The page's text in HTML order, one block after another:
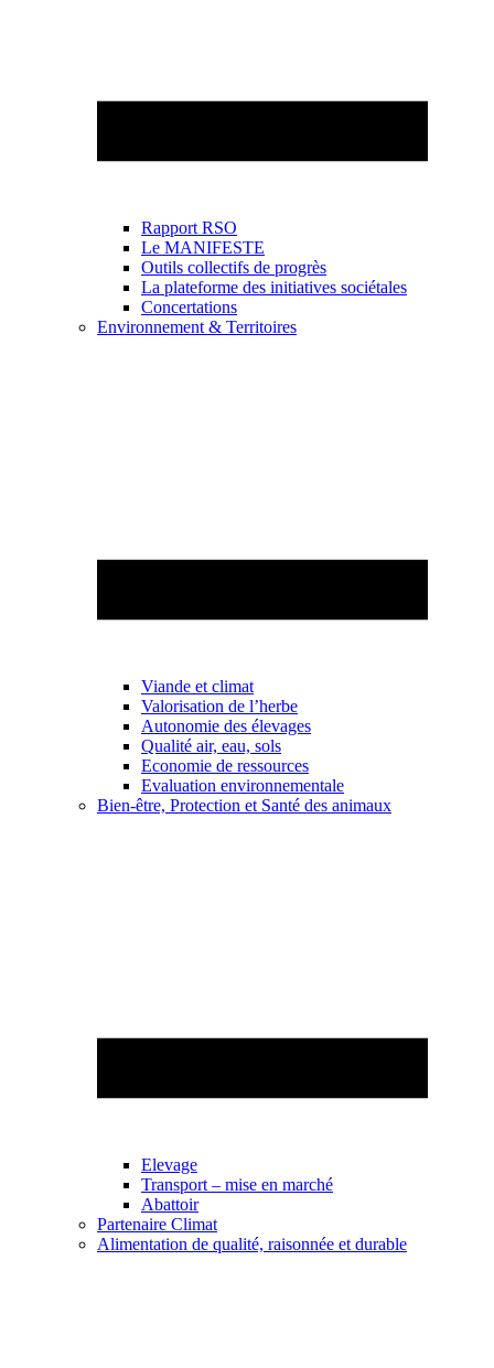
Rapport RSO
Le MANIFESTE
Outils collectifs de progrès
La plateforme des initiatives sociétales
Concertations
Environnement & Territoires
Viande et climat
Valorisation de l’herbe
Autonomie des élevages
Qualité air, eau, sols
Economie de ressources
Evaluation environnementale
Bien-être, Protection et Santé des animaux
Elevage
Transport – mise en marché
Abattoir
Partenaire Climat
Alimentation de qualité, raisonnée et durable